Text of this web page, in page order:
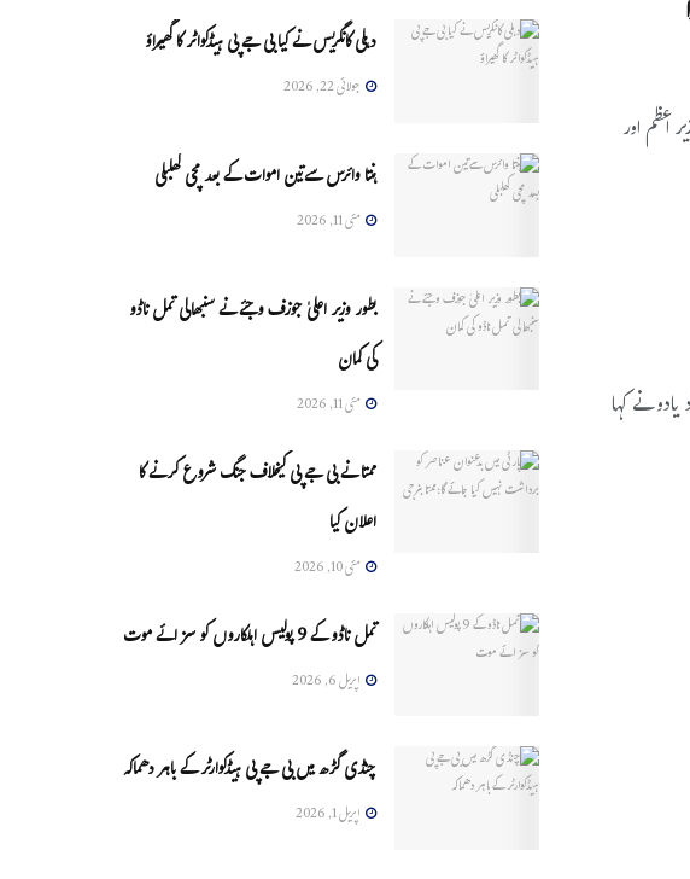
اور
نے کہا
دہلی کانگریس نے کیا بی جے پی ہیڈکواٹر کا گھیراؤ
جولائی 22, 2026
ہنتا وائرس سےتین اموات کے بعد مچی کھلبلی
مئی 11, 2026
بطور وزیر اعلیٰ جوزف وجئے نے سنبھالی تمل ناڈو
کی کمان
مئی 11, 2026
ممتا نے بی جے پی کیخلاف جنگ شروع کرنے کا
اعلان کیا
مئی 10, 2026
تمل ناڈو کے 9 پولیس اہلکاروں کو سزائے موت
اپریل 6, 2026
چنڈی گڑھ میں بی جے پی ہیڈکوارٹر کے باہر دھماکہ
اپریل 1, 2026